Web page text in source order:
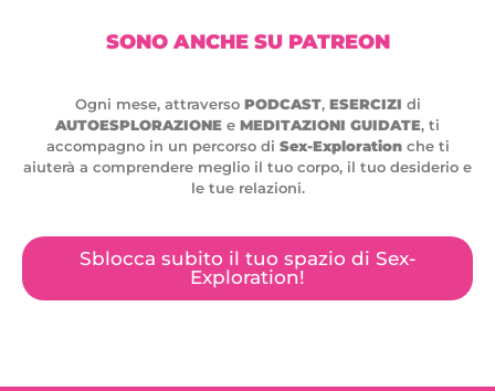
SONO ANCHE SU PATREON
Ogni mese, attraverso PODCAST, ESERCIZI di
AUTOESPLORAZIONE e MEDITAZIONI GUIDATE, ti
accompagno in un percorso di Sex-Explorationche ti
aiuterà a comprendere meglio il tuo corpo, il tuo desiderio e
le tue relazioni.
Sblocca subito il tuo spazio di Sex-
Exploration!